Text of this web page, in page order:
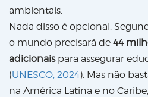
ambientais.
Nada disso é opcional.
o mundo precisará de 44
adicionaispara assegurar
(UNESCO, 2024). Mas não
na América Latina e no